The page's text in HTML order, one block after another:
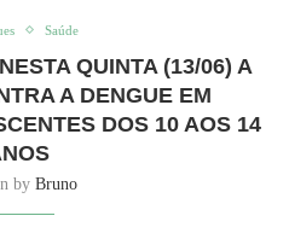
Saúde
QUINTA (13/06) A
A DENGUE EM
DOS 10 AOS 14
by Bruno